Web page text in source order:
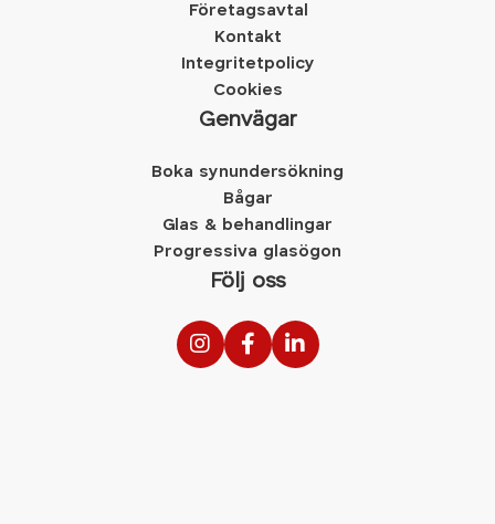
Företagsavtal
Kontakt
Integritetpolicy
Cookies
Genvägar
Boka synundersökning
Bågar
Glas & behandlingar
Progressiva glasögon
Följ oss